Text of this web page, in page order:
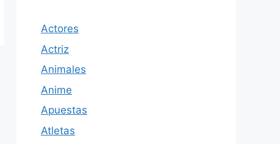
Actores
Actriz
Animales
Anime
Apuestas
Atletas